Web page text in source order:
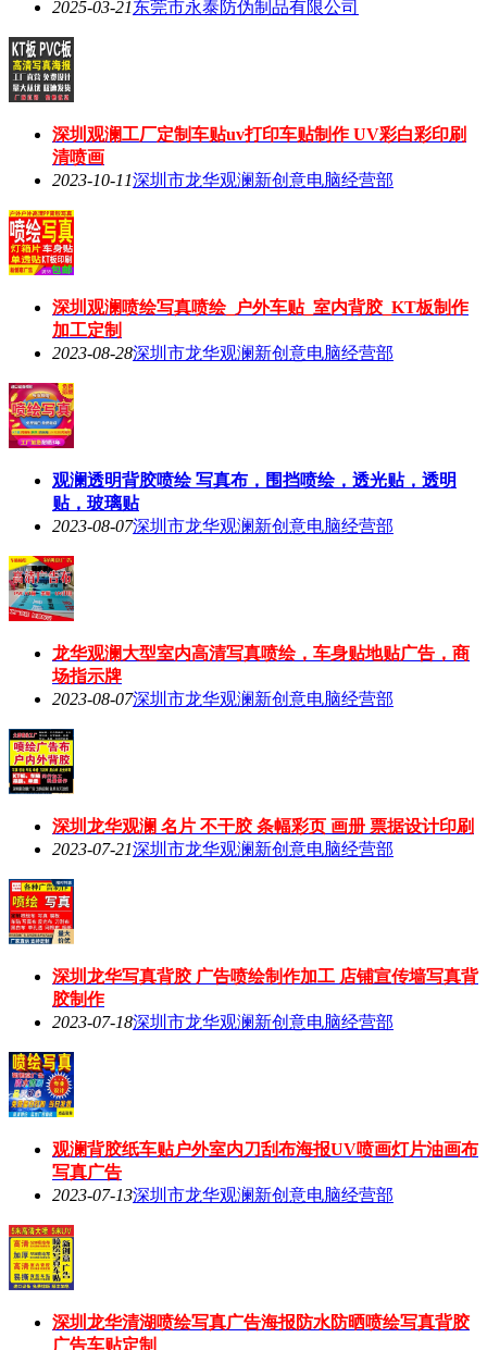
2025-03-21东莞市永泰防伪制品有限公司
深圳观澜工厂定制车贴uv打印车贴制作 UV彩白彩印刷
清喷画
2023-10-11深圳市龙华观澜新创意电脑经营部
深圳观澜喷绘写真喷绘_户外车贴_室内背胶_KT板制作
加工定制
2023-08-28深圳市龙华观澜新创意电脑经营部
观澜透明背胶喷绘 写真布，围挡喷绘，透光贴，透明
贴，玻璃贴
2023-08-07深圳市龙华观澜新创意电脑经营部
龙华观澜大型室内高清写真喷绘，车身贴地贴广告，商
场指示牌
2023-08-07深圳市龙华观澜新创意电脑经营部
深圳龙华观澜 名片 不干胶 条幅彩页 画册 票据设计印刷
2023-07-21深圳市龙华观澜新创意电脑经营部
深圳龙华写真背胶 广告喷绘制作加工 店铺宣传墙写真背
胶制作
2023-07-18深圳市龙华观澜新创意电脑经营部
观澜背胶纸车贴户外室内刀刮布海报UV喷画灯片油画布
写真广告
2023-07-13深圳市龙华观澜新创意电脑经营部
深圳龙华清湖喷绘写真广告海报防水防晒喷绘写真背胶
广告车贴定制